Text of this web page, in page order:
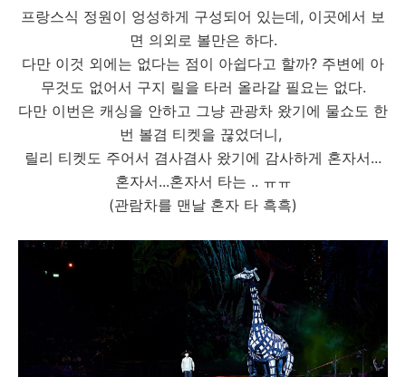
프랑스식 정원이 엉성하게 구성되어 있는데, 이곳에서 보
면 의외로 볼만은 하다.
다만 이것 외에는 없다는 점이 아쉽다고 할까? 주변에 아
무것도 없어서 구지 릴을 타러 올라갈 필요는 없다.
다만 이번은 캐싱을 안하고 그냥 관광차 왔기에 물쇼도 한
번 볼겸 티켓을 끊었더니,
릴리 티켓도 주어서 겸사겸사 왔기에 감사하게 혼자서...
혼자서...혼자서 타는 .. ㅠㅠ
(관람차를 맨날 혼자 타 흑흑)